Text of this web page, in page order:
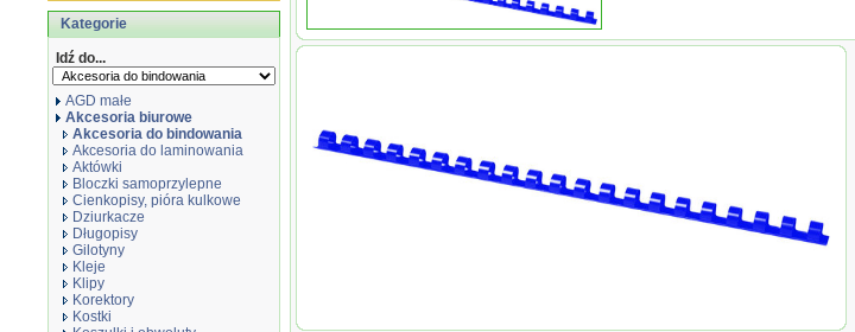
Kategorie
Idź do...
AGD małe
Akcesoria biurowe
Akcesoria do bindowania
Akcesoria do laminowania
Aktówki
Bloczki samoprzylepne
Cienkopisy, pióra kulkowe
Dziurkacze
Długopisy
Gilotyny
Kleje
Klipy
Korektory
Kostki